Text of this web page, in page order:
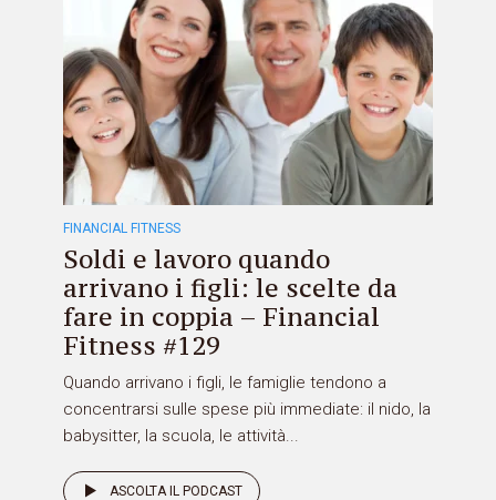
FINANCIAL FITNESS
Soldi e lavoro quando
arrivano i figli: le scelte da
fare in coppia – Financial
Fitness #129
Quando arrivano i figli, le famiglie tendono a
concentrarsi sulle spese più immediate: il nido, la
babysitter, la scuola, le attività...
ASCOLTA IL PODCAST